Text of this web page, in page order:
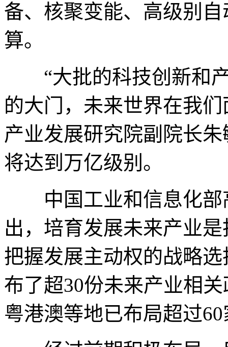
备、核聚变能、高级别
算。
“大批的科技创新和产
的大门，未来世界在我
产业发展研究院副院长
将达到万亿级别。
中国工业和信息化部
出，培育发展未来产业
把握发展主动权的战略
布了超30份未来产业相
粤港澳等地已布局超过